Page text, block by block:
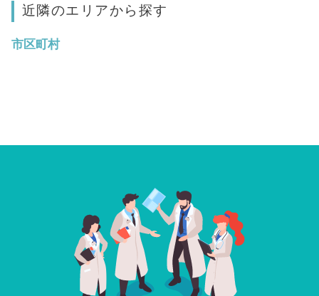
近隣のエリアから探す
市区町村